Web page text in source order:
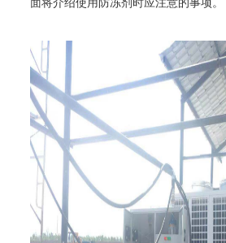
面将介绍使用防冻剂时应注意的事项。